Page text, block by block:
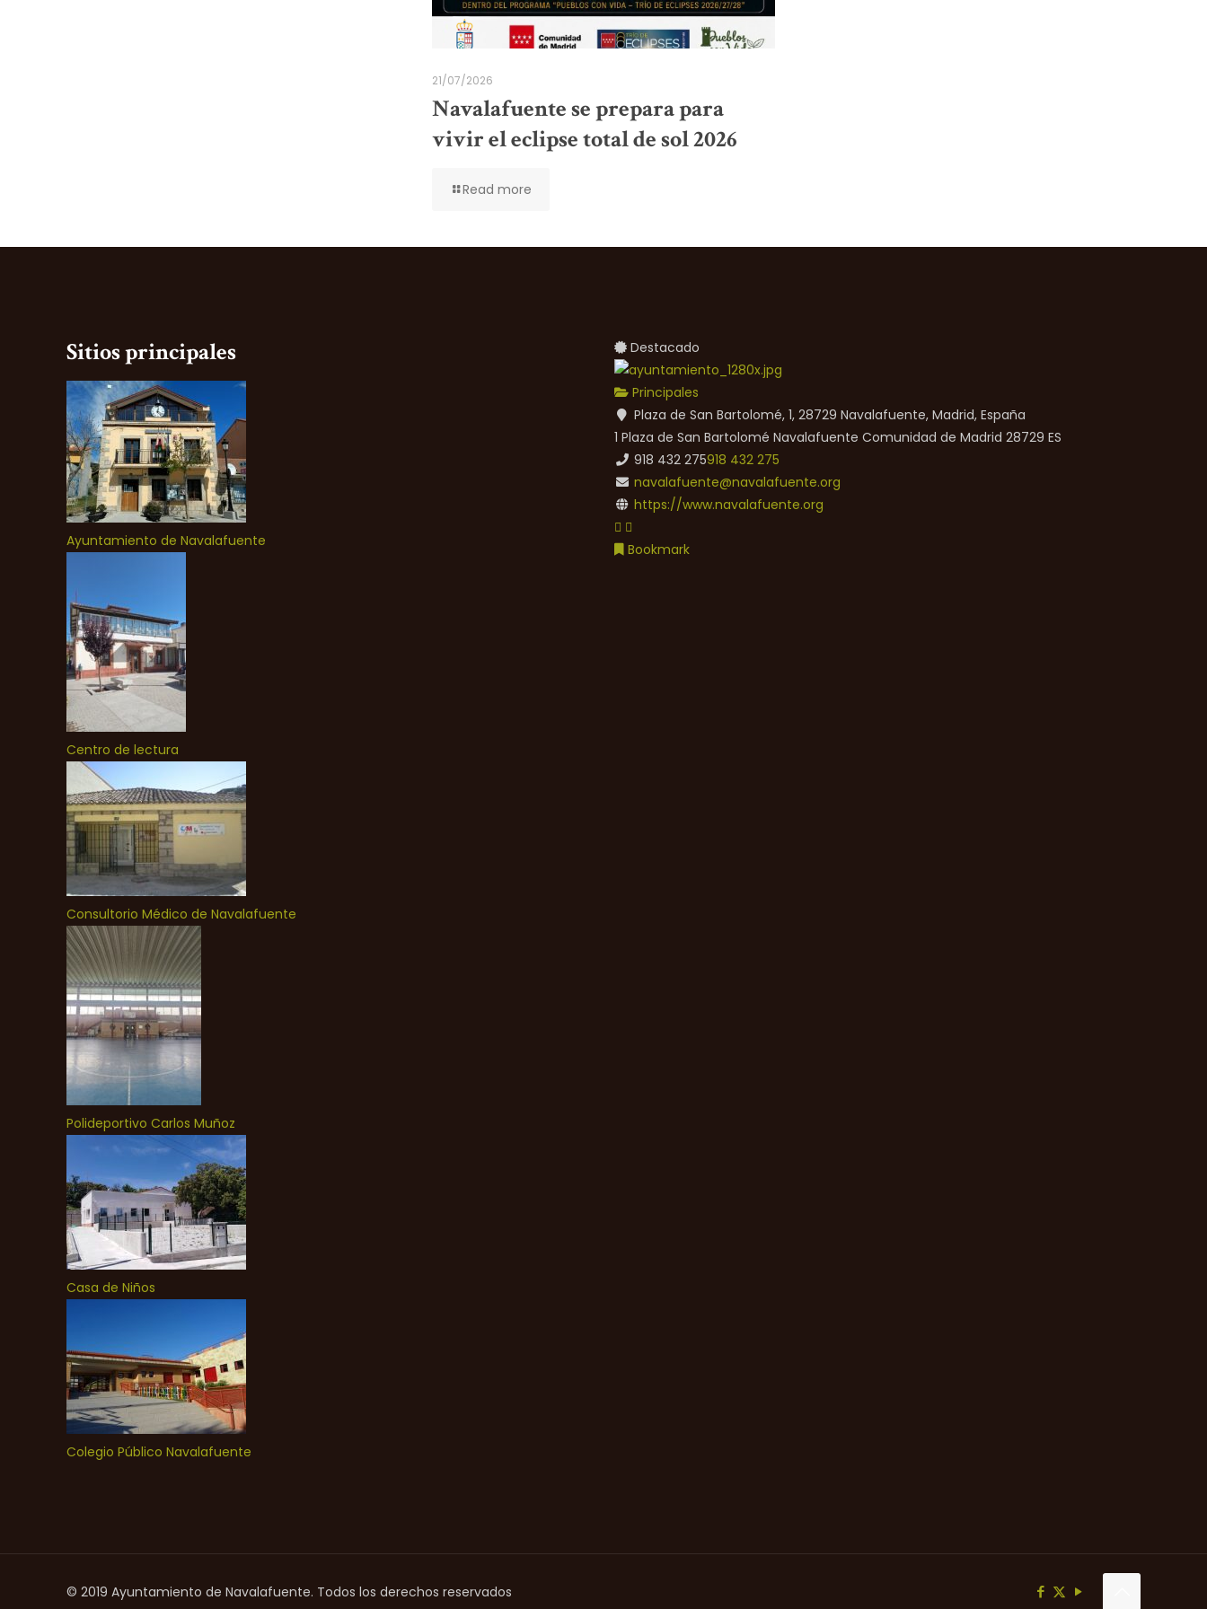
21/07/2026
Navalafuente se prepara para
vivir el eclipse total de sol 2026
Read more
Sitios principales
Ayuntamiento de Navalafuente
Centro de lectura
Consultorio Médico de Navalafuente
Polideportivo Carlos Muñoz
Casa de Niños
Colegio Público Navalafuente
Destacado
Principales
Plaza de San Bartolomé, 1, 28729 Navalafuente, Madrid, España
1 Plaza de San Bartolomé Navalafuente Comunidad de Madrid 28729 ES
918 432 275918 432 275
navalafuente@navalafuente.org
https://www.navalafuente.org
Bookmark
© 2019 Ayuntamiento de Navalafuente. Todos los derechos reservados